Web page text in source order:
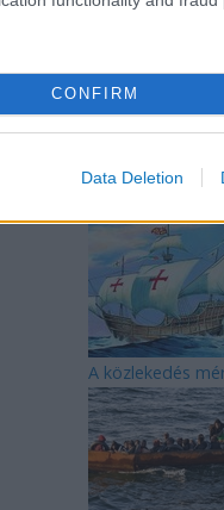
CONFIRM
Data Deletion
LEGFRISSEBB
A közlekedés